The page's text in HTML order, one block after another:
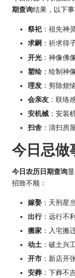
期查询结果，以下
祭祀：祖先神
求嗣 ：祈求得
开光 ：神像佛
塑绘 ：绘制神
理发 ：剪除烦
会亲友 ：联络
安机械 ：安装
扫舍 ：清扫房
今日忌做
今日农历日期查询
招致不顺：
嫁娶 ：天刑星
出行：远行不
搬家 ：入宅搬
动土 ：破土兴
开市 ：新店开
安葬 ：下葬不